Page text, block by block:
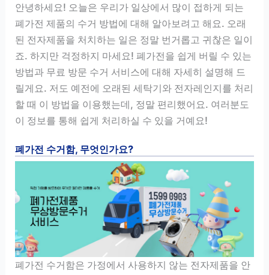
안녕하세요! 오늘은 우리가 일상에서 많이 접하게 되는
폐가전 제품의 수거 방법에 대해 알아보려고 해요. 오래
된 전자제품을 처치하는 일은 정말 번거롭고 귀찮은 일이
죠. 하지만 걱정하지 마세요! 폐가전을 쉽게 버릴 수 있는
방법과 무료 방문 수거 서비스에 대해 자세히 설명해 드
릴게요. 저도 예전에 오래된 세탁기와 전자레인지를 처리
할 때 이 방법을 이용했는데, 정말 편리했어요. 여러분도
이 정보를 통해 쉽게 처리하실 수 있을 거예요!
폐가전 수거함, 무엇인가요?
폐가전 수거함은 가정에서 사용하지 않는 전자제품을 안